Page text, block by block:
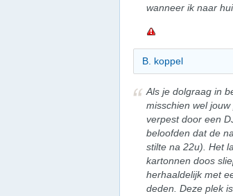
wanneer ik naar
B. koppel
Als je dolgraag in
misschien wel
verpest door een
beloofden dat de
stilte na 22u). Het
kartonnen doos
herhaaldelijk met
deden. Deze plek